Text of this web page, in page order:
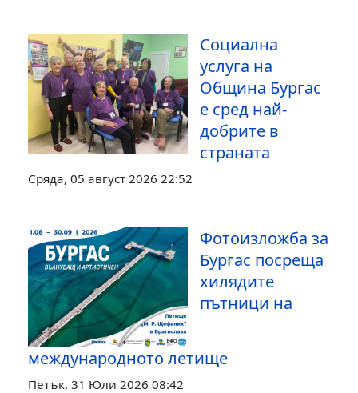
Социална
услуга на
Община Бургас
е сред най-
добрите в
страната
Сряда, 05 август 2026 22:52
Фотоизложба за
Бургас посреща
хилядите
пътници на
международното летище
Петък, 31 Юли 2026 08:42